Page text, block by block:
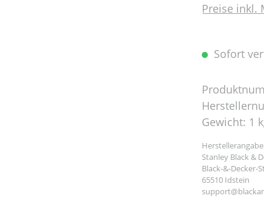
Preise inkl.
Sofort
Gewicht: 1
Stanley Black &
Black-&-Decker-
65510 Idstein